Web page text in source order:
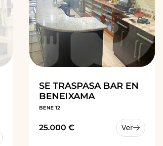
SE TRASPASA BAR EN
BENEIXAMA
BENE 12
25.000 € Ver